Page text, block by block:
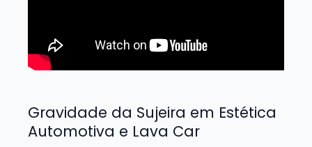
Gravidade da Sujeira em Estética
Automotiva e Lava Car